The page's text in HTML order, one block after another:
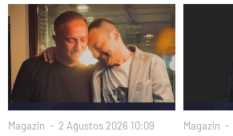
Magazin 2 Ağustos 2026 10:09 Magazin